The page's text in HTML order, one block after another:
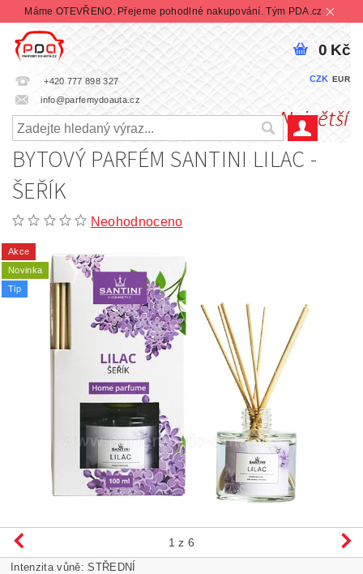
Máme OTEVŘENO. Přejeme pohodlné nakupování. Tým PDA.cz
+420 777 898 327
info@parfemydoauta.cz
CZK EUR
0 Kč
BYTOVÝ PARFÉM SANTINI LILAC -
ŠEŘÍK
Neohodnoceno
Akce
Novinka
Tip
1 z 6
Intenzita vůně: STŘEDNÍ